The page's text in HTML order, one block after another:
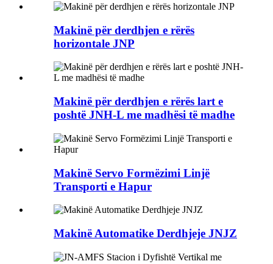
Makinë për derdhjen e rërës
horizontale JNP
Makinë për derdhjen e rërës lart e
poshtë JNH-L me madhësi të madhe
Makinë Servo Formëzimi Linjë
Transporti e Hapur
Makinë Automatike Derdhjeje JNJZ